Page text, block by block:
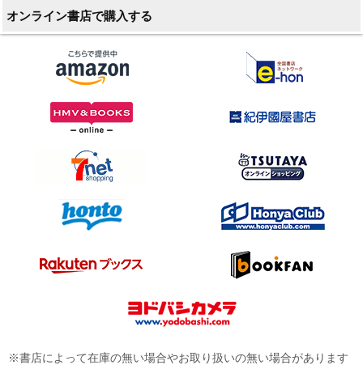
オンライン書店で購入する
※書店によって在庫の無い場合やお取り扱いの無い場合があります